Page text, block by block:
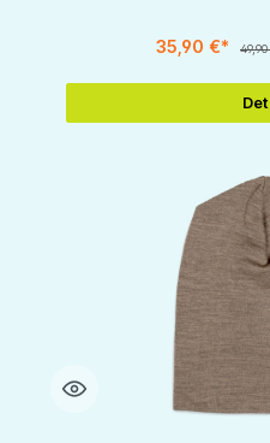
35,90 €*